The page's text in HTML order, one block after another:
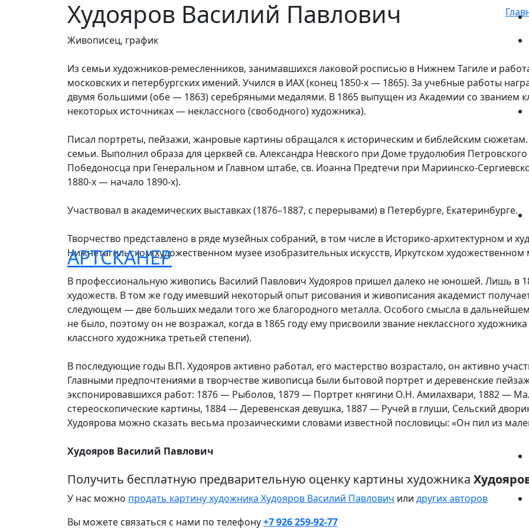
АРТСКАНЕР
Худояров Василий Павлович
Живописец, график
Из семьи художников-ремесленников, занимавшихся лаковой росписью в Нижнем Тагиле и
московских и петербургских имений. Учился в ИАХ (конец 1850-х — 1865). За учебные работы
двумя большими (обе — 1863) серебряными медалями. В 1865 выпущен из Академии со званием
некоторых источниках — неклассного (свободного) художника).
Писал портреты, пейзажи, жанровые картины обращался к историческим и библейским
семьи. Выполнил образа для церквей св. Александра Невского при Доме трудолюбия
Победоносца при Генеральном и Главном штабе, св. Иоанна Предтечи при Мариинско-
1880-х — начало 1890-х).
Участвовал в академических выставках (1876–1887, с перерывами) в Петербурге, Екатеринбурге.
Творчество представлено в ряде музейных собраний, в том числе в Историко-архитектурном и
Нижнетагильском художественном музее изобразительных искусств, Иркутском художественном
В профессиональную живопись Василий Павлович Худояров пришел далеко не юношей. Лишь в
художеств. В том же году имевший некоторый опыт рисования и живописания академист
следующем — две больших медали того же благородного металла. Особого смысла в
не было, поэтому он не возражал, когда в 1865 году ему присвоили звание неклассного
классного художника третьей степени).
В последующие годы В.П. Худояров активно работал, его мастерство возрастало, он активно
Главными предпочтениями в творчестве живописца были бытовой портрет и деревенские
экспонировавшихся работ: 1876 — Рыболов, 1879 — Портрет княгини О.Н. Амилахвари, 1882 —
стереоскопические картины, 1884 — Деревенская девушка, 1887 — Ручей в глуши, Сельский
Худоярова можно сказать весьма прозаическими словами известной пословицы: «Он пил из
Худояров Василий Павлович
Получить бесплатную предварительную оценку картины художника
У нас можно продать картину художника Худояров Василий Павлович или других авторов
Вы можете связаться с нами по телефону+7 926 259-92-77